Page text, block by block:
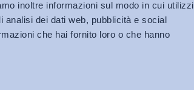
inoltre informazioni sul modo in cui utilizzi
dei dati web, pubblicità e social
che hai fornito loro o che hanno